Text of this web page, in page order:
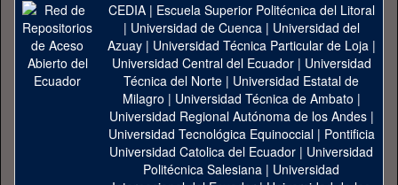
CEDIA| Escuela Superior Politécnica del Litoral
| Universidad de Cuenca| Universidad del
Azuay| Universidad Técnica Particular de Loja|
Universidad Central del Ecuador| Universidad
Técnica del Norte | Universidad Estatal de
Milagro | Universidad Técnica de Ambato |
Universidad Regional Autónoma de los Andes|
Universidad Tecnológica Equinoccial| Pontificia
Universidad Catolica del Ecuador | Universidad
Politécnica Salesiana | Universidad